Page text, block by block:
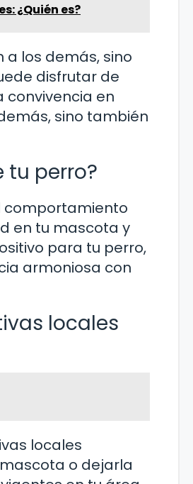
¿Quién es?
a los demás, sino
disfrutar de
convivencia en
sino también
tu perro?
comportamiento
en tu mascota y
para tu perro,
armoniosa con
locales
locales
o dejarla